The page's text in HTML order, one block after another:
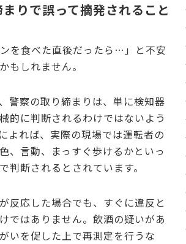
りで誤って摘発されること
ンを食べた直後だったら…」と不安
もしれません。
警察の取り締まりは、単に検知器
的に判断されるわけではないよう
よれば、実際の現場では運転者の
、言動、まっすぐ歩けるかといっ
判断されるとされています。
反応した場合でも、すぐに違反と
ではありません。飲酒の疑いがあ
いを促した上で再測定を行うな